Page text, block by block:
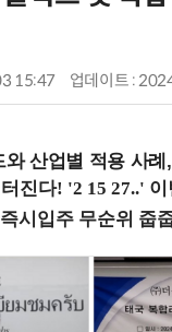
15:47 업데이트 :
적용 사례, 실질적인 실행 전략